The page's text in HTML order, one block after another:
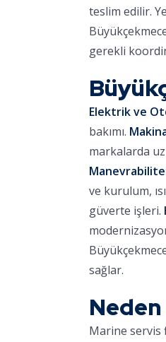
teslim edilir.
gerekli
Elektrik ve
bakımı.
markalarda
ve kurulum,
güverte işleri.
sağlar.
Marine servis